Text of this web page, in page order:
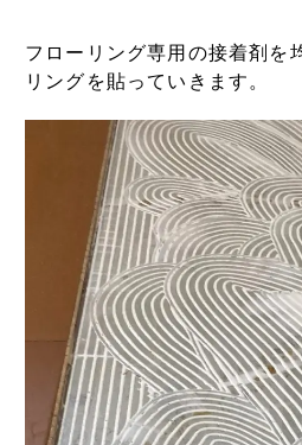
フローリング専用の接着剤を
リングを貼っていきます。